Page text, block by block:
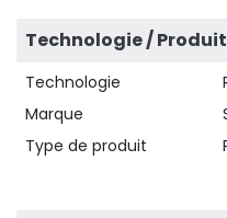
Technologie / Produit
Technologie
Marque
Type de produit